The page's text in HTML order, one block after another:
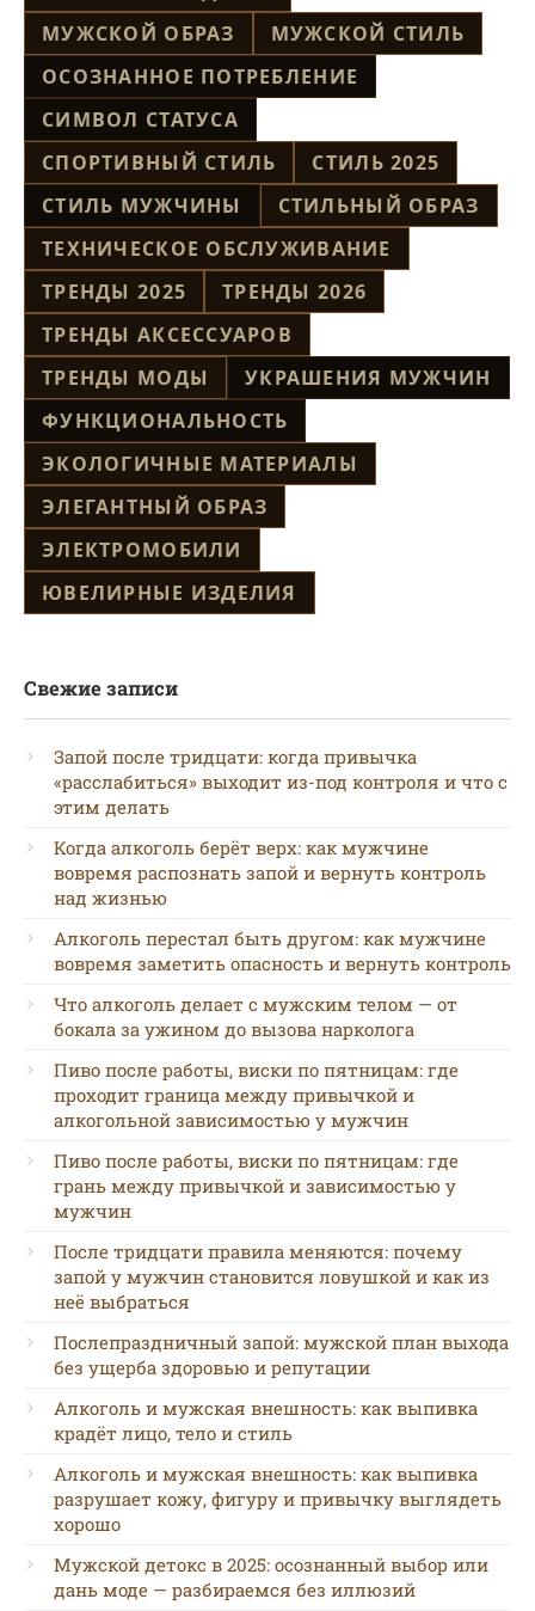
МУЖСКОЙ ОБРАЗ
МУЖСКОЙ СТИЛЬ
ОСОЗНАННОЕ ПОТРЕБЛЕНИЕ
СИМВОЛ СТАТУСА
СПОРТИВНЫЙ СТИЛЬ
СТИЛЬ 2025
СТИЛЬ МУЖЧИНЫ
СТИЛЬНЫЙ ОБРАЗ
ТЕХНИЧЕСКОЕ ОБСЛУЖИВАНИЕ
ТРЕНДЫ 2025
ТРЕНДЫ 2026
ТРЕНДЫ АКСЕССУАРОВ
ТРЕНДЫ МОДЫ
УКРАШЕНИЯ МУЖЧИН
ФУНКЦИОНАЛЬНОСТЬ
ЭКОЛОГИЧНЫЕ МАТЕРИАЛЫ
ЭЛЕГАНТНЫЙ ОБРАЗ
ЭЛЕКТРОМОБИЛИ
ЮВЕЛИРНЫЕ ИЗДЕЛИЯ
Свежие записи
Запой после тридцати: когда привычка
«расслабиться» выходит из-под контроля и что с
этим делать
Когда алкоголь берёт верх: как мужчине
вовремя распознать запой и вернуть контроль
над жизнью
Алкоголь перестал быть другом: как мужчине
вовремя заметить опасность и вернуть контроль
Что алкоголь делает с мужским телом — от
бокала за ужином до вызова нарколога
Пиво после работы, виски по пятницам: где
проходит граница между привычкой и
алкогольной зависимостью у мужчин
Пиво после работы, виски по пятницам: где
грань между привычкой и зависимостью у
мужчин
После тридцати правила меняются: почему
запой у мужчин становится ловушкой и как из
неё выбраться
Послепраздничный запой: мужской план выхода
без ущерба здоровью и репутации
Алкоголь и мужская внешность: как выпивка
крадёт лицо, тело и стиль
Алкоголь и мужская внешность: как выпивка
разрушает кожу, фигуру и привычку выглядеть
хорошо
Мужской детокс в 2025: осознанный выбор или
дань моде — разбираемся без иллюзий